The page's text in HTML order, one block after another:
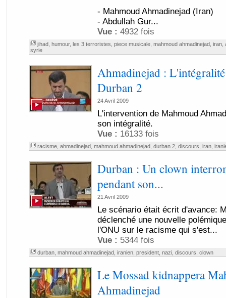
- Mahmoud Ahmadinejad (Iran)
- Abdullah Gur...
Vue : 4932 fois
jihad, humour, les 3 terroristes piece musicale, mahmoud ahmadinejad, iran,
syrie
Ahmadinejad :
Durban 2
24 Avril 2009
L'intervention de Mahmoud
son intégralité.
Vue : 16133 fois
racisme, ahmadinejad, mahmoud ahmadinejad, durban 2, discours iran,
Durban : Un clown
pendant son...
21 Avril 2009
Le scénario était écrit d'avance:
déclenché une nouvelle
l'ONU sur le racisme qui s'est...
Vue : 5344 fois
durban, mahmoud ahmadinejad, iranien, president, nazi, discours clown
Le Mossad kidnappera
Ahmadinejad